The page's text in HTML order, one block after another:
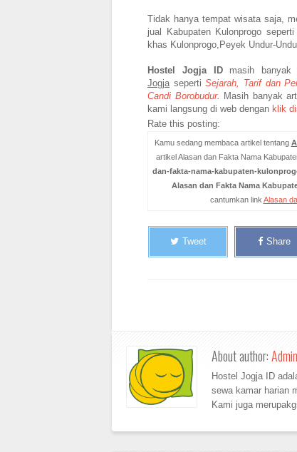
Tidak hanya tempat wisata saja,
jual Kabupaten Kulonprogo
khas Kulonprogo,Peyek Undur-
Hostel Jogja ID masih
JogjasepertiSejarah, Tarif dan
Candi Borobudur. Masih banyak
kami langsung di web dengan klik
Rate this posting:
Kamu sedang membaca artikel tentang
artikel Alasan dan Fakta Nama
dan-fakta-nama-kabupaten-
Alasan dan Fakta Nama
cantumkan linkAlasan
Tweet Share
About author:
Hostel Jogja ID
sewa kamar harian
Kami juga